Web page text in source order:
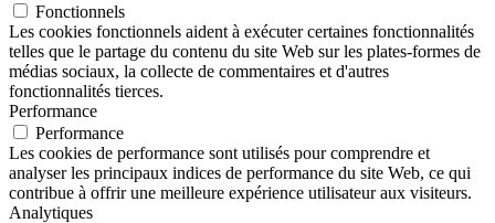
Fonctionnels
Les cookies fonctionnels aident à exécuter certaines fonctionnalités
telles que le partage du contenu du site Web sur les plates-formes de
médias sociaux, la collecte de commentaires et d'autres
fonctionnalités tierces.
Performance
Performance
Les cookies de performance sont utilisés pour comprendre et
analyser les principaux indices de performance du site Web, ce qui
contribue à offrir une meilleure expérience utilisateur aux visiteurs.
Analytiques